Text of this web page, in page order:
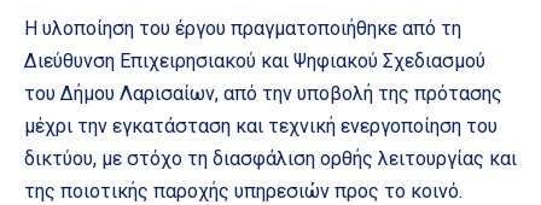
Η υλοποίηση του έργου πραγματοποιήθηκε από τη
Διεύθυνση Επιχειρησιακού και Ψηφιακού Σχεδιασμού
του Δήμου Λαρισαίων, από την υποβολή της πρότασης
μέχρι την εγκατάσταση και τεχνική ενεργοποίηση του
δικτύου, με στόχο τη διασφάλιση ορθής λειτουργίας και
της ποιοτικής παροχής υπηρεσιών προς το κοινό.